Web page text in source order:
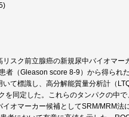
スク前立腺癌の新規尿中バイオマ
（Gleason score 8-9）から得られ
て標識し、高分解能質量分析計（
同定した。これらのタンパクの中
オマーカー候補としてSRM/MRM法